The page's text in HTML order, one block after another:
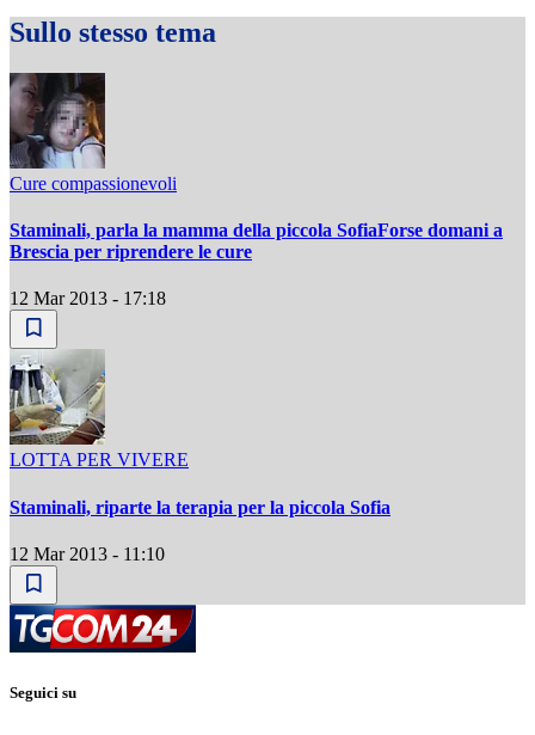
Sullo stesso tema
Cure compassionevoli
Staminali, parla la mamma della piccola SofiaForse domani a
Brescia per riprendere le cure
12 Mar 2013 - 17:18
LOTTA PER VIVERE
Staminali, riparte la terapia per la piccola Sofia
12 Mar 2013 - 11:10
Seguici su